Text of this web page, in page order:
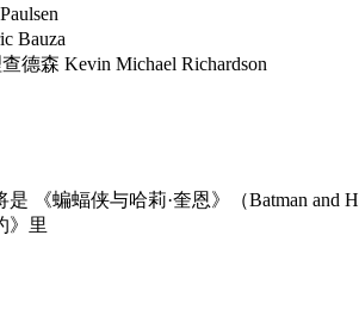
Michael Richardson
蝙蝠侠与哈莉·奎恩》（Batman and
》里